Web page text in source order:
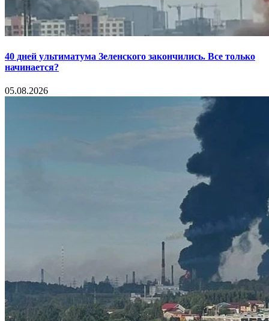
40 дней ультиматума Зеленского закончились. Все только
начинается?
05.08.2026